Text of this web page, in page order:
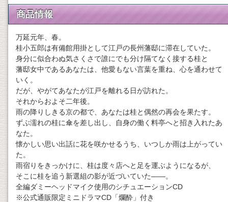
商品情報
万延元年、春。
桂小五郎は有備館用掛として江戸の長州藩邸に滞在していた。
身分に似合わぬ気さくさで誰にでも分け隔てなく接する桂と
藩邸女中であるあなたは、他愛もない言葉を重ね、心を通わせて
いく。
だが、やがてあなたが江戸を離れる日が訪れた。
それからおよそ二年後。
雨の降りしきる京の都で、あなたは桂と偶然の再会を果たす。
ずぶ濡れの桂に傘を差し出し、自身の働く料亭へと招き入れたあ
なた。
懐かしい思い出話に花を咲かせるうち、いつしか雨は上がってい
た。
雨宿りをきっかけに、桂は度々店へと足を運ぶようになるが、
そこに桂を追う新選組の影が近づいていた――。
全編ダミーヘッドマイク使用のシチュエーションCD
※公式通販限定ミニドラマCD「爛酔」付き